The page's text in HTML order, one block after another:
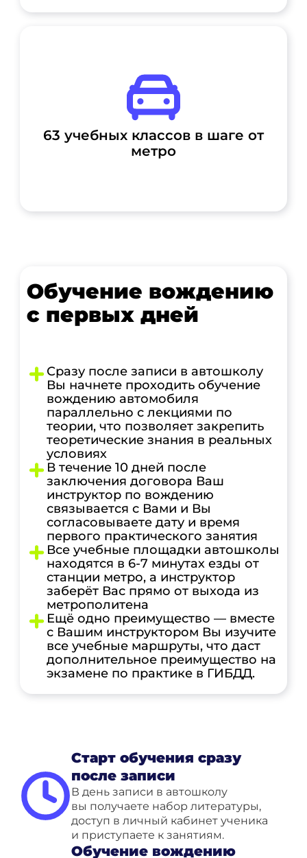
63 учебных классов в шаге от
метро
Обучение вождению
с первых дней
Сразу после записи в автошколу
Вы начнете проходить обучение
вождению автомобиля
параллельно с лекциями по
теории, что позволяет закрепить
теоретические знания в реальных
условиях
В течение 10 дней после
заключения договора Ваш
инструктор по вождению
связывается с Вами и Вы
согласовываете дату и время
первого практического занятия
Все учебные площадки автошколы
находятся в 6-7 минутах езды от
станции метро, а инструктор
заберёт Вас прямо от выхода из
метрополитена
Ещё одно преимущество — вместе
с Вашим инструктором Вы изучите
все учебные маршруты, что даст
дополнительное преимущество на
экзамене по практике в ГИБДД.
Старт обучения сразу
после записи
В день записи в автошколу
вы получаете набор литературы,
доступ в личный кабинет ученика
и приступаете к занятиям.
Обучение вождению